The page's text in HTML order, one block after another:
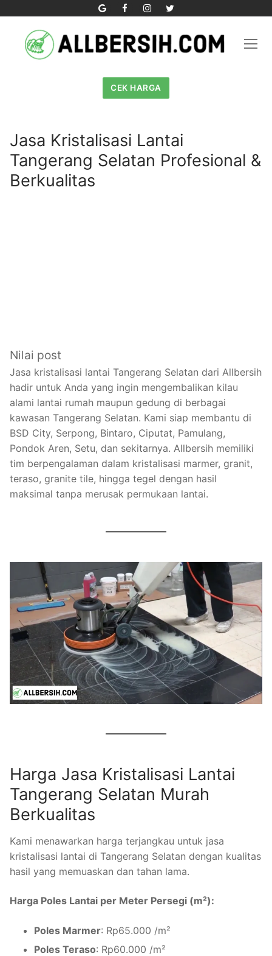
content
CEK HARGA
Jasa Kristalisasi Lantai
Tangerang Selatan Profesional &
Berkualitas
Nilai post
Jasa kristalisasi lantai Tangerang Selatan dari Allbersih
hadir untuk Anda yang ingin mengembalikan kilau
alami lantai rumah maupun gedung di berbagai
kawasan Tangerang Selatan. Kami siap membantu di
BSD City, Serpong, Bintaro, Ciputat, Pamulang,
Pondok Aren, Setu, dan sekitarnya. Allbersih memiliki
tim berpengalaman dalam kristalisasi marmer, granit,
teraso, granite tile, hingga tegel dengan hasil
maksimal tanpa merusak permukaan lantai.
Harga Jasa Kristalisasi Lantai
Tangerang Selatan Murah
Berkualitas
Kami menawarkan harga terjangkau untuk jasa
kristalisasi lantai di Tangerang Selatan dengan kualitas
hasil yang memuaskan dan tahan lama.
Harga Poles Lantai per Meter Persegi (m²):
Poles Marmer: Rp65.000 /m²
Poles Teraso: Rp60.000 /m²